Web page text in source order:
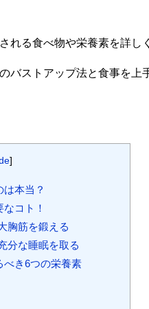
れる食べ物や栄養素を詳し
バストアップ法と食事を上
]
本当？
コト！
胸筋を鍛える
分な睡眠を取る
べき6つの栄養素